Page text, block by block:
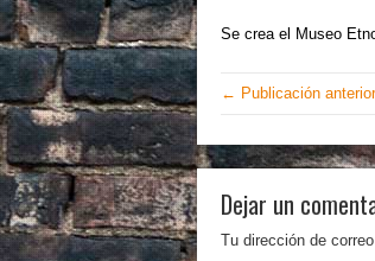
Se crea el Museo
← Publicación anterior
Dejar un
Tu dirección de